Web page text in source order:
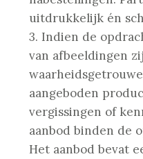
uitdrukkelijk én
3. Indien de
van afbeeldingen
aangeboden
vergissingen of
aanbod binden de
Het aanbod bevat